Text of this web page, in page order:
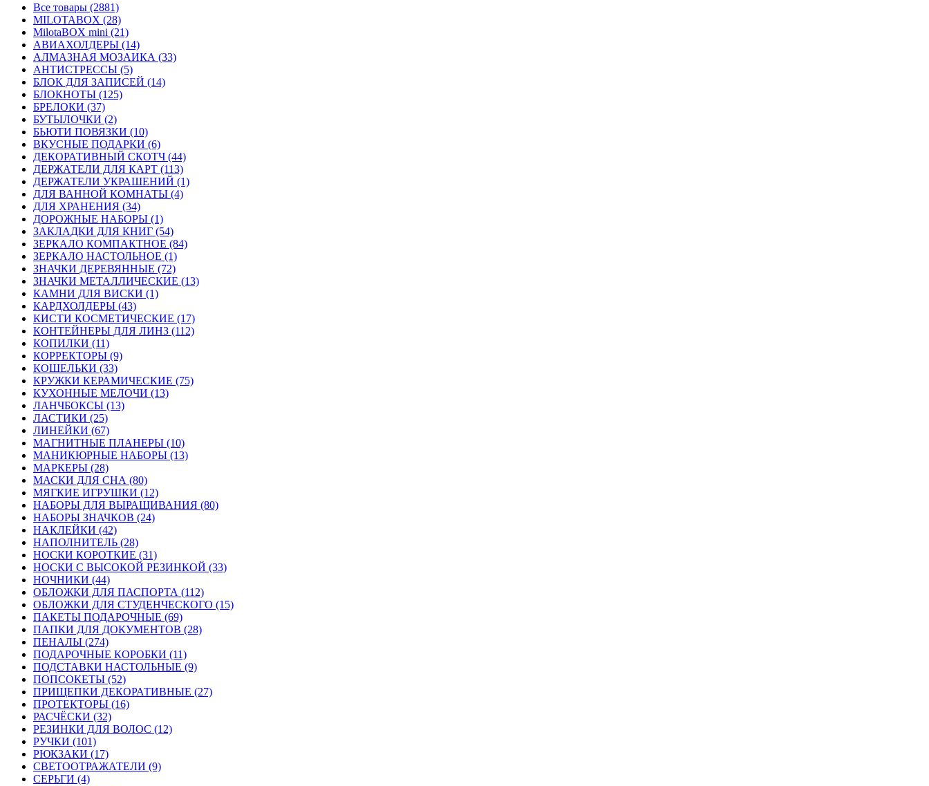
Все товары (2881)
MILOTABOX (28)
MilotaBOX mini (21)
АВИАХОЛДЕРЫ (14)
АЛМАЗНАЯ МОЗАИКА (33)
АНТИСТРЕССЫ (5)
БЛОК ДЛЯ ЗАПИСЕЙ (14)
БЛОКНОТЫ (125)
БРЕЛОКИ (37)
БУТЫЛОЧКИ (2)
БЬЮТИ ПОВЯЗКИ (10)
ВКУСНЫЕ ПОДАРКИ (6)
ДЕКОРАТИВНЫЙ СКОТЧ (44)
ДЕРЖАТЕЛИ ДЛЯ КАРТ (113)
ДЕРЖАТЕЛИ УКРАШЕНИЙ (1)
ДЛЯ ВАННОЙ КОМНАТЫ (4)
ДЛЯ ХРАНЕНИЯ (34)
ДОРОЖНЫЕ НАБОРЫ (1)
ЗАКЛАДКИ ДЛЯ КНИГ (54)
ЗЕРКАЛО КОМПАКТНОЕ (84)
ЗЕРКАЛО НАСТОЛЬНОЕ (1)
ЗНАЧКИ ДЕРЕВЯННЫЕ (72)
ЗНАЧКИ МЕТАЛЛИЧЕСКИЕ (13)
КАМНИ ДЛЯ ВИСКИ (1)
КАРДХОЛДЕРЫ (43)
КИСТИ КОСМЕТИЧЕСКИЕ (17)
КОНТЕЙНЕРЫ ДЛЯ ЛИНЗ (112)
КОПИЛКИ (11)
КОРРЕКТОРЫ (9)
КОШЕЛЬКИ (33)
КРУЖКИ КЕРАМИЧЕСКИЕ (75)
КУХОННЫЕ МЕЛОЧИ (13)
ЛАНЧБОКСЫ (13)
ЛАСТИКИ (25)
ЛИНЕЙКИ (67)
МАГНИТНЫЕ ПЛАНЕРЫ (10)
МАНИКЮРНЫЕ НАБОРЫ (13)
МАРКЕРЫ (28)
МАСКИ ДЛЯ СНА (80)
МЯГКИЕ ИГРУШКИ (12)
НАБОРЫ ДЛЯ ВЫРАЩИВАНИЯ (80)
НАБОРЫ ЗНАЧКОВ (24)
НАКЛЕЙКИ (42)
НАПОЛНИТЕЛЬ (28)
НОСКИ КОРОТКИЕ (31)
НОСКИ С ВЫСОКОЙ РЕЗИНКОЙ (33)
НОЧНИКИ (44)
ОБЛОЖКИ ДЛЯ ПАСПОРТА (112)
ОБЛОЖКИ ДЛЯ СТУДЕНЧЕСКОГО (15)
ПАКЕТЫ ПОДАРОЧНЫЕ (69)
ПАПКИ ДЛЯ ДОКУМЕНТОВ (28)
ПЕНАЛЫ (274)
ПОДАРОЧНЫЕ КОРОБКИ (11)
ПОДСТАВКИ НАСТОЛЬНЫЕ (9)
ПОПСОКЕТЫ (52)
ПРИЩЕПКИ ДЕКОРАТИВНЫЕ (27)
ПРОТЕКТОРЫ (16)
РАСЧЁСКИ (32)
РЕЗИНКИ ДЛЯ ВОЛОС (12)
РУЧКИ (101)
РЮКЗАКИ (17)
СВЕТООТРАЖАТЕЛИ (9)
СЕРЬГИ (4)